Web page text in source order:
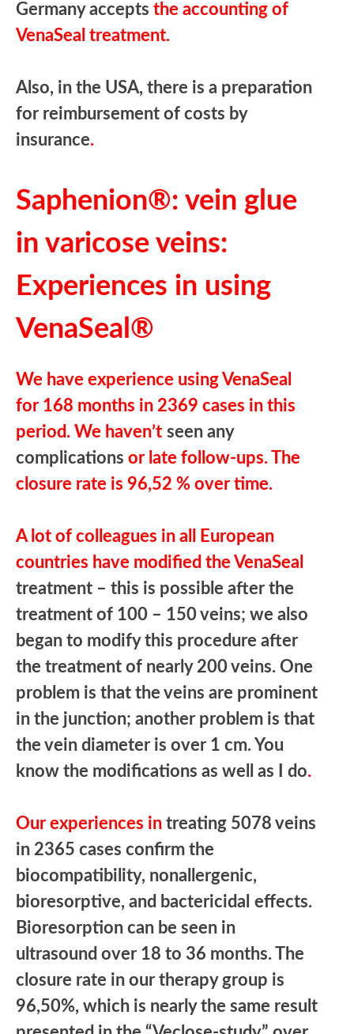
Germany accepts the accounting of
VenaSeal treatment.
Also, in the USA, there is a preparation
for reimbursement of costs by
insurance.
Saphenion®: vein glue
in varicose veins:
Experiences in using
VenaSeal®
We have experience using VenaSeal
for 168 months in 2369 cases in this
period. We haven’t seen any
complications or late follow-ups. The
closure rate is 96,52 % over time.
A lot of colleagues in all European
countries have modified the VenaSeal
treatment – this is possible after the
treatment of 100 – 150 veins; we also
began to modify this procedure after
the treatment of nearly 200 veins. One
problem is that the veins are prominent
in the junction; another problem is that
the vein diameter is over 1 cm. You
know the modifications as well as I do.
Our experiences in treating 5078 veins
in 2365 cases confirm the
biocompatibility, nonallergenic,
bioresorptive, and bactericidal effects.
Bioresorption can be seen in
ultrasound over 18 to 36 months. The
closure rate in our therapy group is
96,50%, which is nearly the same result